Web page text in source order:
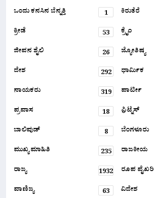
ಒಂದು ಕನಸಿನ ಬೆನ್ನತ್ತಿ
1 ಕಿರುತೆರೆ
ಕ್ರೀಡೆ
53 ಕ್ರೈಂ
ಜೀವನ ಶೈಲಿ
26 ಜ್ಯೋತಿಷ್ಯ
ದೇಶ
292 ಧಾರ್ಮಿಕ
ನಾಯಕರು
319 ಪಾರ್ಟೀ
ಪ್ರವಾಸ
18 ಫ಼ಿಟ್ನೆಸ್
ಬಾಲಿವುಡ್
8 ಬೆಂಗಳೂರು
ಮುಖ್ಯ ಮಾಹಿತಿ
235 ರಾಜಕೀಯ
ರಾಜ್ಯ
1932 ರೂಪ ವೈಖರಿ
ವಾಣಿಜ್ಯ
63 ವಿದೇಶ